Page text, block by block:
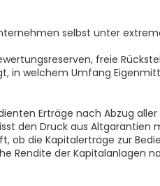
selbst unter
freie
in welchem Umfang
Erträge nach Abzug
den Druck aus Altgarantien
ob die Kapitalerträge zur
Rendite der Kapitalanlagen